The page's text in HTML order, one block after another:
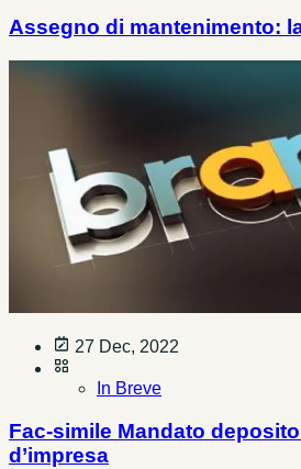
Assegno di mantenimento:
27 Dec, 2022
In Breve
Fac-simile Mandato
d’impresa